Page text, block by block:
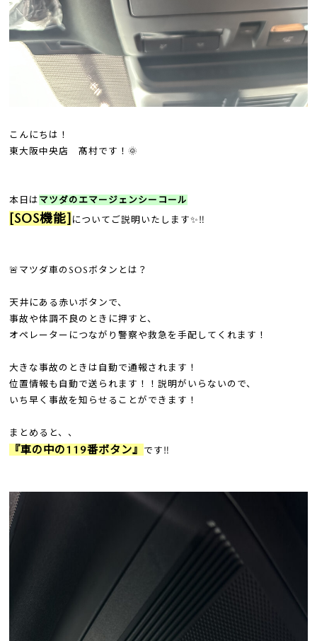
こんにちは！
東大阪中央店 髙村です！🌞
本日は マツダのエマージェンシーコール
[SOS機能] についてご説明いたします✨‼️
🚨マツダ車のSOSボタンとは？
天井にある赤いボタンで、
事故や体調不良のときに押すと、
オペレーターにつながり警察や救急を手配してくれます！
大きな事故のときは自動で通報されます！
位置情報も自動で送られます！！説明がいらないので、
いち早く事故を知らせることができます！
まとめると、、
『車の中の119番ボタン』 です‼️